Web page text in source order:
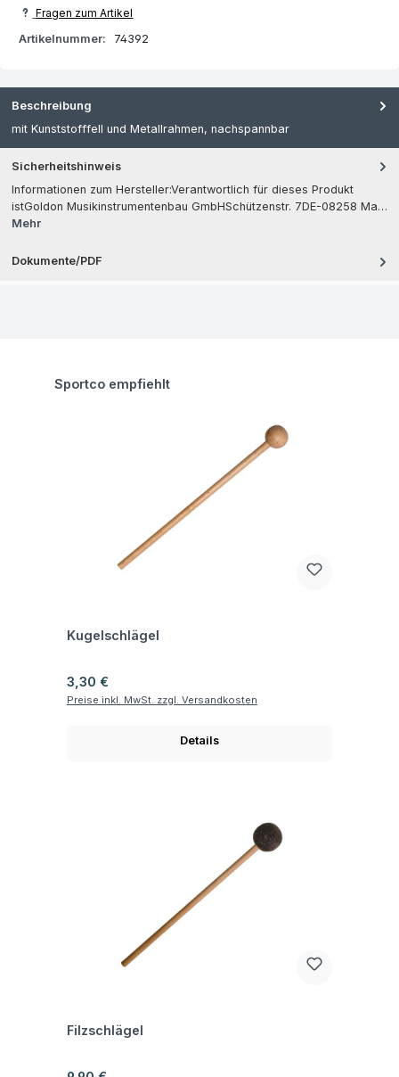
Fragen zum Artikel
Artikelnummer:
74392
Beschreibung
mit Kunststofffell und Metallrahmen, nachspannbar
Sicherheitshinweis
Informationen zum Hersteller:Verantwortlich für dieses Produkt
istGoldon Musikinstrumentenbau GmbHSchützenstr. 7DE-08258 Ma…
Mehr
Dokumente/PDF
Produktgalerie überspringen
Sportco empfiehlt
Kugelschlägel
Regulärer Preis:
3,30 €
Preise inkl. MwSt. zzgl. Versandkosten
Details
Filzschlägel